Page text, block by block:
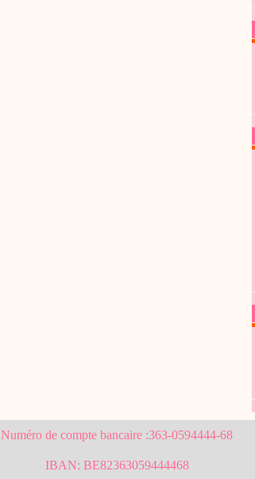
Numéro de compte bancaire :363-0594444-68
IBAN: BE82363059444468